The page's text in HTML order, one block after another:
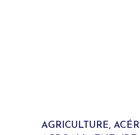
AGRICULTURE,